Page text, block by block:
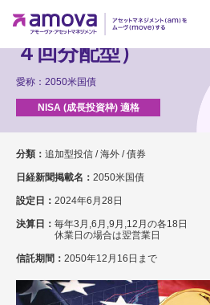
2050年満期米国国債
４回分配型）
愛称：2050米国債
分類： 追加型投信 / 海外 / 債券
日経新聞掲載名： 2050米国債
設定日： 2024年6月28日
決算日： 毎年3月,6月,9月,12月の各18日
休業日の場合は翌営業日
信託期間： 2050年12月16日まで